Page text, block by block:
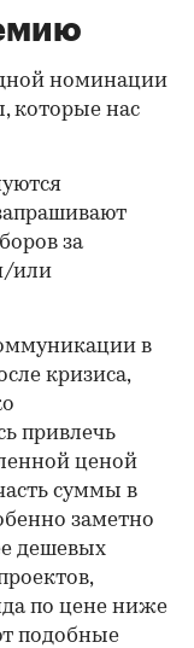
номинации
которые нас
за
или
в
кризиса,
привлечь
ценой
суммы в
заметно
дешевых
по цене ниже
подобные